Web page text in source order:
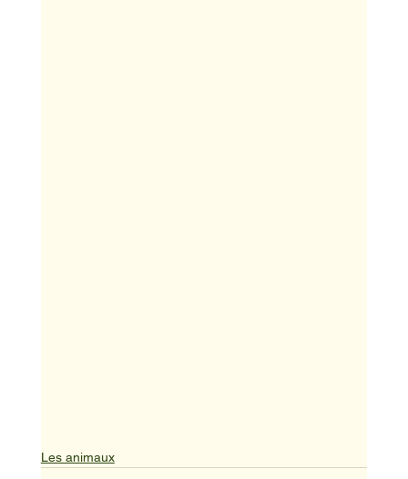
Les animaux